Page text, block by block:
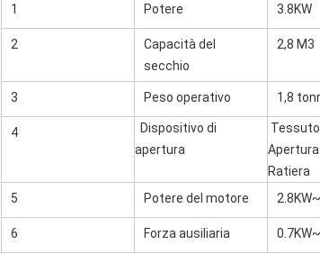
1 Potere 3.8KW
2
Capacità del
secchio
2,8 M3
3 Peso operativo 1,8
4
Dispositivo di
apertura
Ratiera
5
Potere del motore
6 Forza ausiliaria